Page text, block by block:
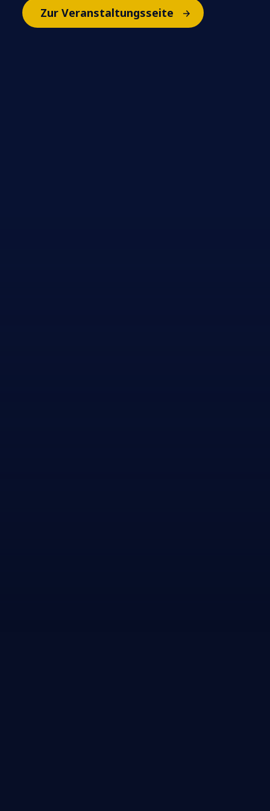
Zur Veranstaltungsseite